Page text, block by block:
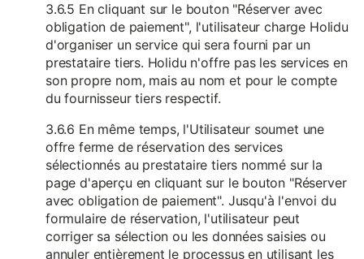
3.6.5 En cliquant sur le bouton "Réserver avec
obligation de paiement", l'utilisateur charge Holidu
d'organiser un service qui sera fourni par un
prestataire tiers. Holidu n'offre pas les services en
son propre nom, mais au nom et pour le compte
du fournisseur tiers respectif.
3.6.6 En même temps, l'Utilisateur soumet une
offre ferme de réservation des services
sélectionnés au prestataire tiers nommé sur la
page d'aperçu en cliquant sur le bouton "Réserver
avec obligation de paiement". Jusqu'à l'envoi du
formulaire de réservation, l'utilisateur peut
corriger sa sélection ou les données saisies ou
annuler entièrement le processus en utilisant les